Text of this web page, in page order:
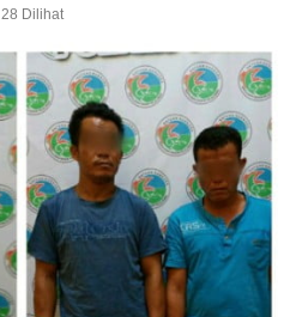
28 Dilihat